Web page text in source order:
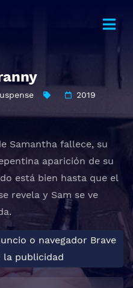
2019
Samantha fallece, su
aparición de su
está bien hasta que el
revela y Sam se ve
o navegador Brave
la publicidad